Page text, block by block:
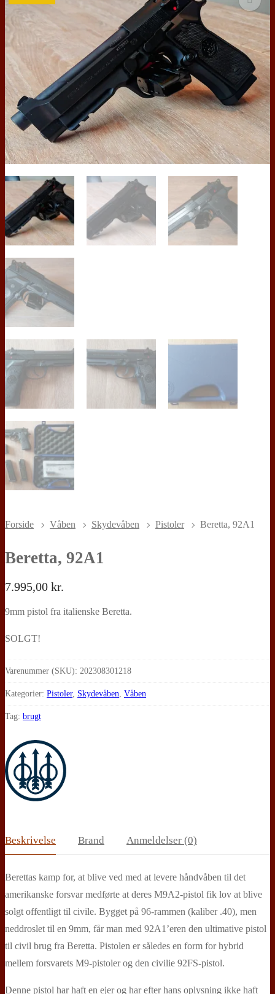
Forside Våben Skydevåben Pistoler Beretta, 92A1
Beretta, 92A1
7.995,00 kr.
9mm pistol fra italienske Beretta.
SOLGT!
Varenummer (SKU): 202308301218
Kategorier: Pistoler, Skydevåben Våben
Tag: brugt
Beskrivelse Brand Anmeldelser (0)
Berettas kamp for, at blive ved med at levere håndvåben til det
amerikanske forsvar medførte at deres M9A2-pistol fik lov at blive
solgt offentligt til civile. Bygget på 96-rammen (kaliber .40), men
neddroslet til en 9mm, får man med 92A1’eren den ultimative pistol
til civil brug fra Beretta. Pistolen er således en form for hybrid
mellem forsvarets M9-pistoler og den civilie 92FS-pistol.
Denne pistol har haft en ejer og har efter hans oplysning ikke haft